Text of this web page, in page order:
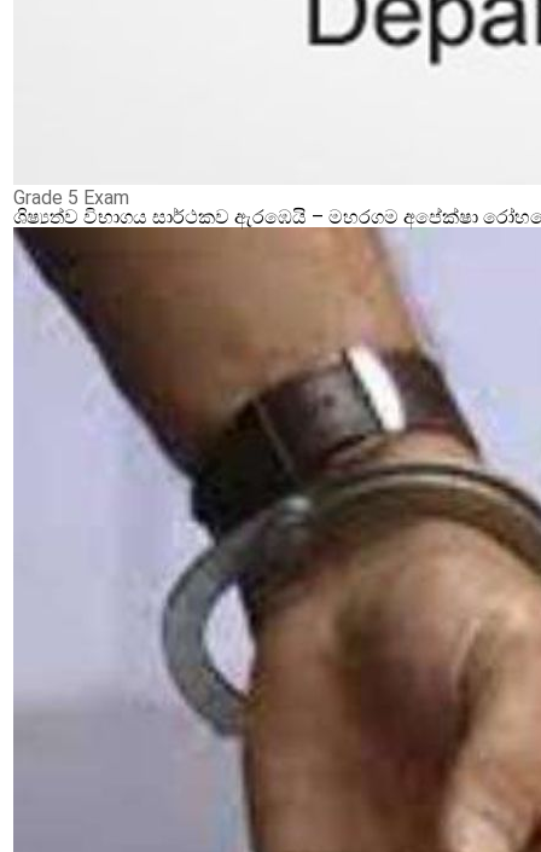
Grade 5 Exam
ශිෂ්‍යත්ව විභාගය සාර්ථකව ඇරඹෙයි – මහරගම අපේක්ෂා